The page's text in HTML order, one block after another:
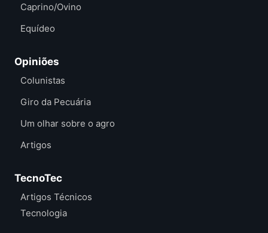
Caprino/Ovino
Equídeo
Opiniões
Colunistas
Giro da Pecuária
Um olhar sobre o agro
Artigos
TecnoTec
Artigos Técnicos
Tecnologia